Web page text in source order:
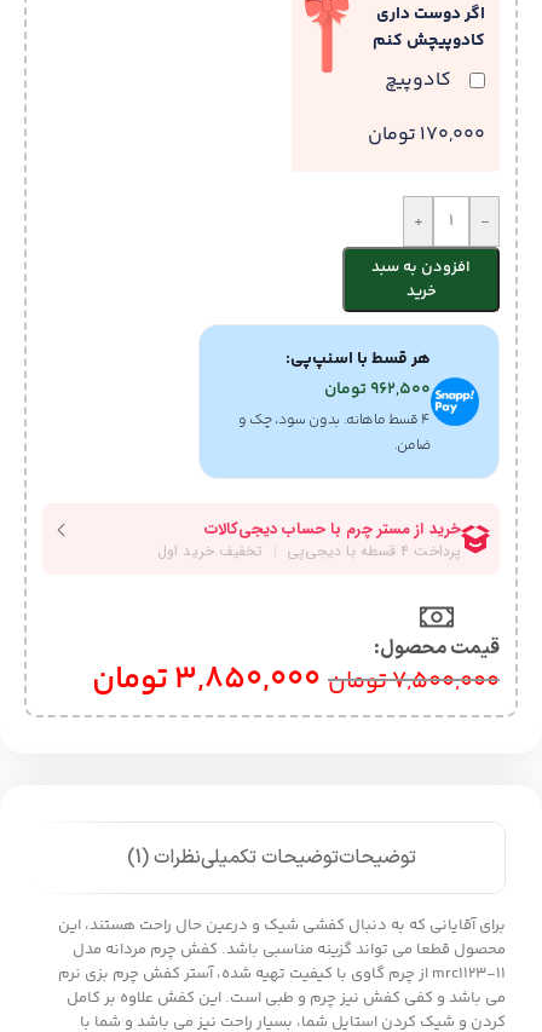
اگر دوست داری
کادوپیچش کنم
کادوپیچ
170,000 تومان
-
+
افزودن به سبد
خرید
هر قسط با اسنپ‌پی:
962,500تومان
۴ قسط ماهانه. بدون سود، چک و
ضامن.
قیمت محصول:​
7,500,000تومان 3,850,000تومان
توضیحاتتوضیحات تکمیلینظرات (1)
برای آقایانی که به دنبال کفشی شیک و درعین حال راحت هستند، این
محصول قطعا می تواند گزینه مناسبی باشد. کفش چرم مردانه مدل
mrc1123-11 از چرم گاوی با کیفیت تهیه شده، آستر کفش چرم بزی نرم
می باشد و کفی کفش نیز چرم و طبی است. این کفش علاوه بر کامل
کردن و شیک کردن استایل شما، بسیار راحت نیز می باشد و شما با